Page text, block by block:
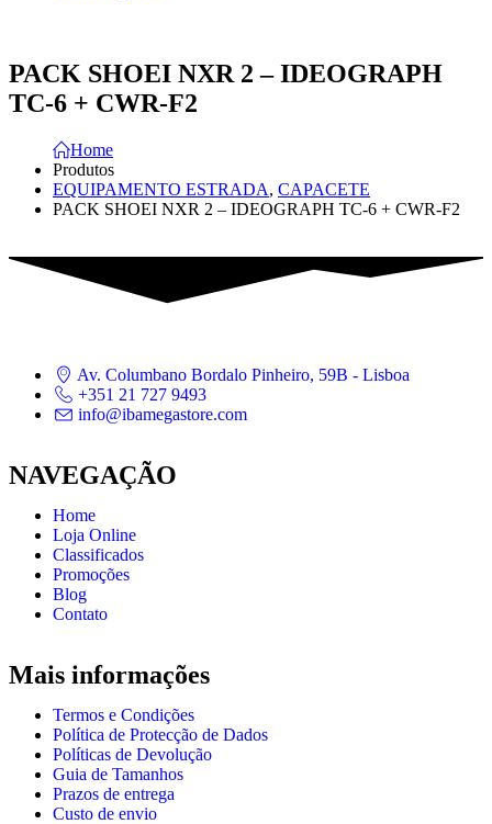
PACK SHOEI NXR 2 – IDEOGRAPH
TC-6 + CWR-F2
Home
Produtos
EQUIPAMENTO ESTRADA, CAPACETE
PACK SHOEI NXR 2 – IDEOGRAPH TC-6 + CWR-F2
Av. Columbano Bordalo Pinheiro, 59B - Lisboa
+351 21 727 9493
info@ibamegastore.com
NAVEGAÇÃO
Home
Loja Online
Classificados
Promoções
Blog
Contato
Mais informações
Termos e Condições
Política de Protecção de Dados
Políticas de Devolução
Guia de Tamanhos
Prazos de entrega
Custo de envio